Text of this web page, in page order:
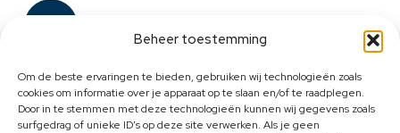
Beheer toestemming
Om de beste ervaringen te bieden, gebruiken wij technologieën zoals
cookies om informatie over je apparaat op te slaan en/of te raadplegen.
Door in te stemmen met deze technologieën kunnen wij gegevens zoals
surfgedrag of unieke ID's op deze site verwerken. Als je geen